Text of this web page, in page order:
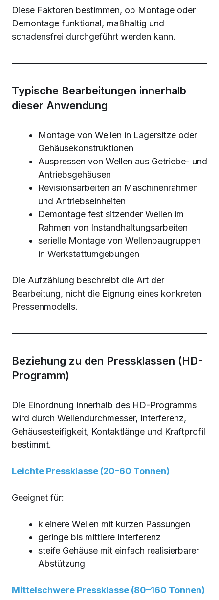
Diese Faktoren bestimmen, ob Montage oder
Demontage funktional, maßhaltig und
schadensfrei durchgeführt werden kann.
Typische Bearbeitungen innerhalb
dieser Anwendung
Montage von Wellen in Lagersitze oder
Gehäusekonstruktionen
Auspressen von Wellen aus Getriebe- und
Antriebsgehäusen
Revisionsarbeiten an Maschinenrahmen
und Antriebseinheiten
Demontage fest sitzender Wellen im
Rahmen von Instandhaltungsarbeiten
serielle Montage von Wellenbaugruppen
in Werkstattumgebungen
Die Aufzählung beschreibt die Art der
Bearbeitung, nicht die Eignung eines konkreten
Pressenmodells.
Beziehung zu den Pressklassen (HD-
Programm)
Die Einordnung innerhalb des HD-Programms
wird durch Wellendurchmesser, Interferenz,
Gehäusesteifigkeit, Kontaktlänge und Kraftprofil
bestimmt.
Leichte Pressklasse (20–60 Tonnen)
Geeignet für:
kleinere Wellen mit kurzen Passungen
geringe bis mittlere Interferenz
steife Gehäuse mit einfach realisierbarer
Abstützung
Mittelschwere Pressklasse (80–160 Tonnen)